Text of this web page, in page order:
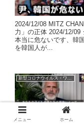
2024/12/08 MITZ
力」の正体 2024/12/
本当に危ないです、韓
を韓国人が...
ロバート・マローン博
メニュー ホーム